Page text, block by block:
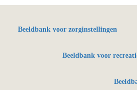
Beeldbank voor zorginstellingen
Beeldbank voor